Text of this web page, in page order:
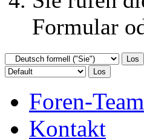
worden
Sie rufen
Formular